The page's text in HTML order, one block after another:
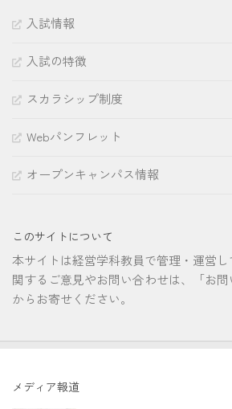
入試情報
入試の特徴
スカラシップ制度
Webパンフレット
オープンキャンパス情報
このサイトについて
本サイトは経営学科教員で管理・運営
関するご意見やお問い合わせは、「お問
からお寄せください。
メディア報道